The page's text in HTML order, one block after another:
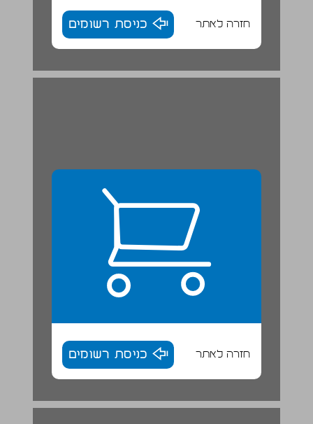
חזרה לאתר כניסת רשומים
חזרה לאתר כניסת רשומים